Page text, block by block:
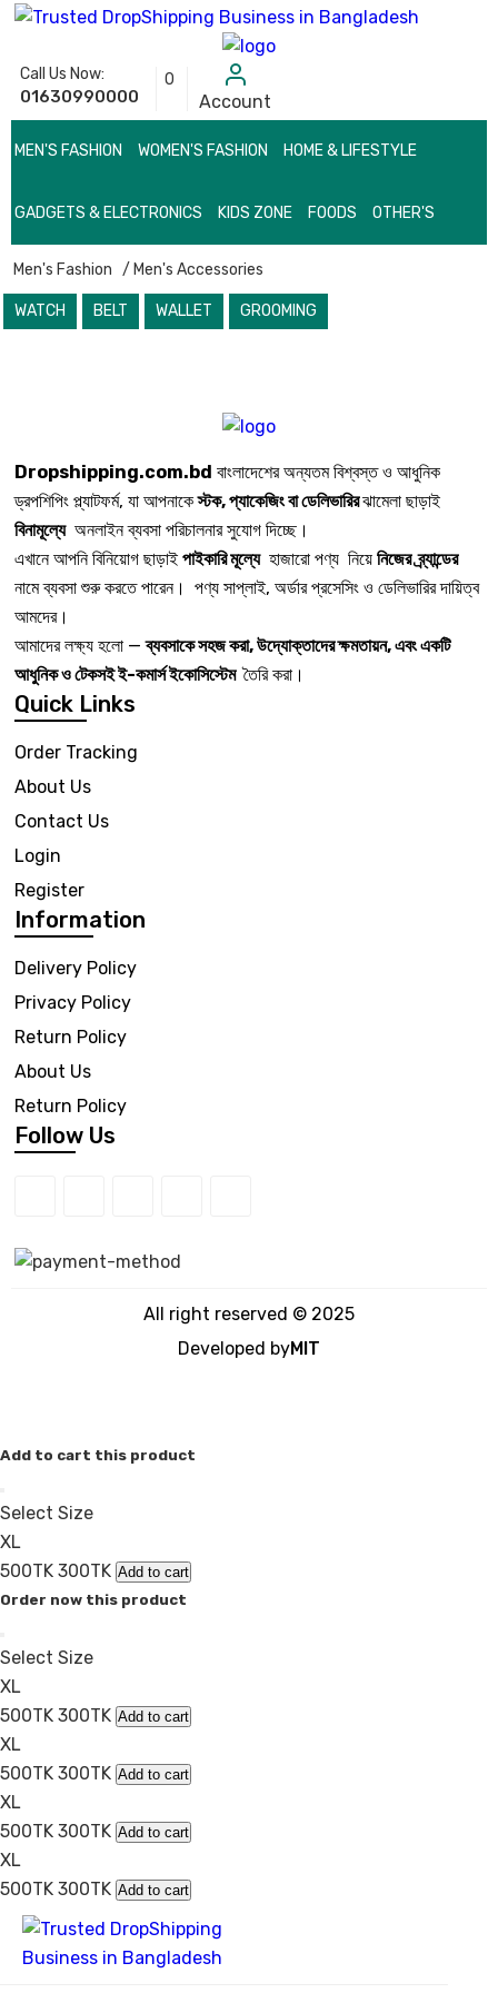
Call Us Now:
01630990000
0
Account
MEN'S FASHION WOMEN'S FASHION HOME & LIFESTYLE
GADGETS & ELECTRONICS KIDS ZONE FOODS OTHER'S
Men's Fashion / Men's Accessories
WATCH BELT WALLET GROOMING
Dropshipping.com.bd বাংলাদেশের অন্যতম বিশ্বস্ত ও আধুনিক
ড্রপশিপিং প্ল্যাটফর্ম, যা আপনাকেস্টক, প্যাকেজিং বা ডেলিভারিরঝামেলা ছাড়াই
বিনামূল্যেঅনলাইন ব্যবসা পরিচালনার সুযোগ দিচ্ছে।
এখানে আপনি বিনিয়োগ ছাড়াই পাইকারি মূল্যেহাজারো পণ্য নিয়ে নিজের ব্র্যান্ডের
নামে ব্যবসা শুরু করতে পারেন। পণ্য সাপ্লাই, অর্ডার প্রসেসিং ও ডেলিভারির দায়িত্ব
আমদের।
আমাদের লক্ষ্য হলো —ব্যবসাকে সহজ করা, উদ্যোক্তাদের ক্ষমতায়ন, এবং একটি
আধুনিক ও টেকসই ই-কমার্স ইকোসিস্টেম তৈরি করা।
Quick Links
Order Tracking
About Us
Contact Us
Login
Register
Information
Delivery Policy
Privacy Policy
Return Policy
About Us
Return Policy
Follow Us
All right reserved © 2025
Developed byMIT
Add to cart this product
Select Size
XL
500TK 300TK Add to cart
Order now this product
Select Size
XL
500TK 300TK Add to cart
XL
500TK 300TK Add to cart
XL
500TK 300TK Add to cart
XL
500TK 300TK Add to cart